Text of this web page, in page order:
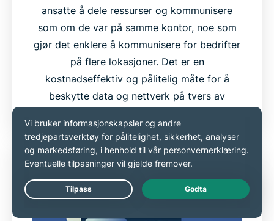
ansatte å dele ressurser og kommunisere
som om de var på samme kontor, noe som
gjør det enklere å kommunisere for bedrifter
på flere lokasjoner. Det er en
kostnadseffektiv og pålitelig måte for å
beskytte data og nettverk på tvers av
Live Chat